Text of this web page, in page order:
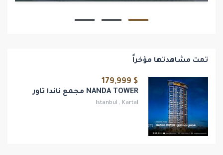
تمت مشاهدتها مؤخراً
$ 179,999
NANDA TOWER مجمع ناندا تاور
Istanbul , Kartal